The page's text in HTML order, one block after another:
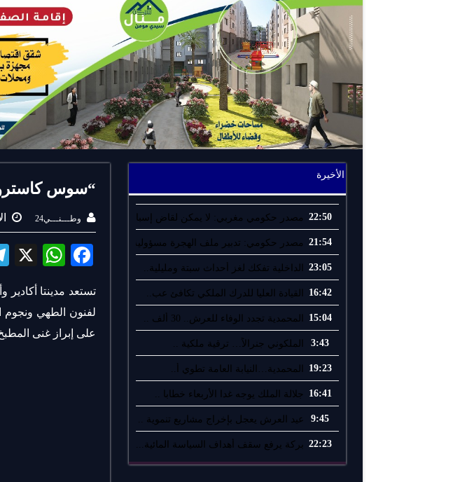
“سوس
وطـــنـــي24
Fa
bo
ok
W
ha
ts
A
pp
تستعد مدينتا
على إبراز غنى
الأخيرة
22:50 مصدر حكومي مغربي: لا يمكن لقاض إسبان..
21:54 مصدر حكومي: تدبير ملف الهجرة مسؤولية..
23:05 الداخلية تفكك لغز أحداث سبتة ومليلية..
16:42 القيادة العليا للدرك الملكي تكافئ عب..
15:04 المحمدية تجدد الوفاء للعرش.. 30 ألف ..
3:43 الملكوني جنرالاً… ترقية ملكية ..
19:23 المحمدية…النيابة العامة تطوي أ..
16:41 جلالة الملك يوجه غدا الأربعاء خطابا ..
9:45 عيد العرش يعجل بإخراج مشاريع تنموية ..
22:23 بركة يرفع سقف أهداف السياسة المائية...